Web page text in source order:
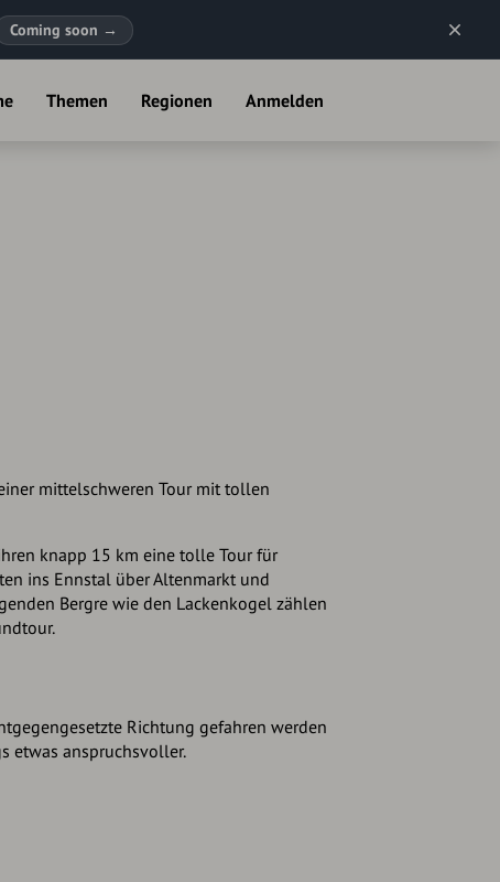
Coming soon →
Themen Regionen Anmelden
mittelschweren Tour mit tollen
knapp 15 km eine tolle Tour für
ins Ennstal über Altenmarkt und
Bergre wie den Lackenkogel zählen
Richtung gefahren werden
etwas anspruchsvoller.